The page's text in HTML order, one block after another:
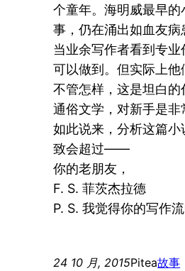
个童年。海明威最早
事，仍在涌出如血友病
当业余写作者看到专
可以做到。但实际上
不管怎样，这是坦白
通俗文学，对新手是非
如此说来，分析这篇
致会超过——
你的老朋友，
F. S. 菲茨杰拉德
P. S. 我觉得你的写作
24 10 月, 2015Pitea故事